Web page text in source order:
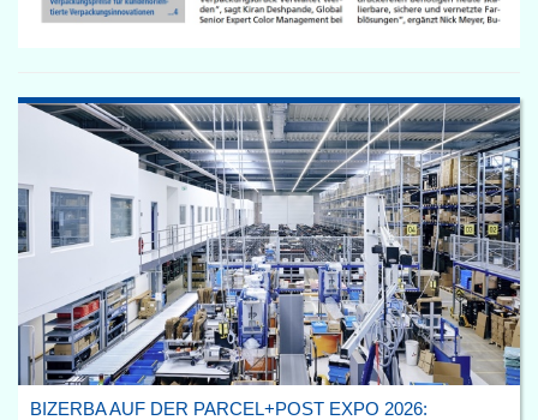
BIZERBA AUF DER PARCEL+POST EXPO 2026: